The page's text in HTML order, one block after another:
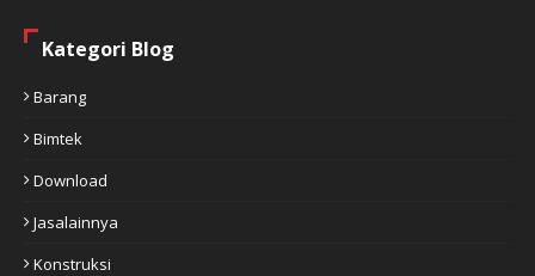
Kategori Blog
Barang
Bimtek
Download
Jasalainnya
Konstruksi